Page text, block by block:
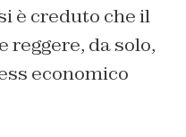
è creduto che il
reggere, da solo,
economico